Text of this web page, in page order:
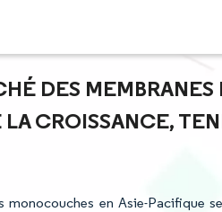
DES
CROISSANCE,
monocouches en Asie-Pacifique